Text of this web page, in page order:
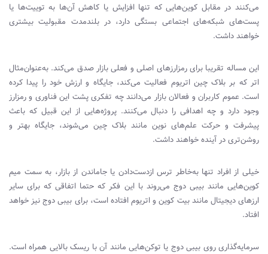
می‌کنند در مقابل کوین‌هایی که تنها افزایش یا کاهش آن‌ها به توییت‌ها یا
پست‌های شبکه‌های اجتماعی بستگی دارد، در بلندمدت مقبولیت بیشتری
خواهند داشت.
این مساله تقریبا برای رمزارزهای اصلی و فعلی بازار صدق می‌کند. به‌عنوان‌مثال
اتر که بر بلاک چین اتریوم فعالیت می‌کند، جایگاه و ارزش خود را پیدا کرده
است. عموم کاربران و فعالان بازار می‌دانند چه تفکری پشت این فناوری و رمزارز
وجود دارد و چه اهدافی را دنبال می‌کنند. پروژه‌هایی از این قبیل که باعث
پیشرفت و حرکت علم‌های نوین مانند بلاک چین می‌شوند، جایگاه بهتر و
روشن‌تری در آینده خواهند داشت.
خیلی از افراد تنها به‌خاطر ترس ازدست‌دادن یا جاماندن از بازار، به سمت میم
کوین‌هایی مانند بیبی دوج می‌روند با این فکر که حتما اتفاقی که برای سایر
ارزهای دیجیتال مانند بیت کوین و اتریوم افتاده است، برای بیبی دوج نیز خواهد
افتاد.
سرمایه‌گذاری روی بیبی دوج یا توکن‌هایی مانند آن با ریسک بالایی همراه است.